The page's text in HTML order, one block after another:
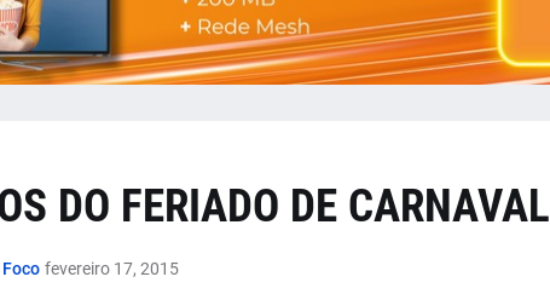
DO FERIADO DE CARNAVAL
fevereiro 17, 2015